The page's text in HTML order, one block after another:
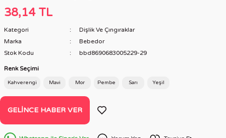
38,14 TL
Kategori
Dişlik Ve Çıngıraklar
Marka
Bebedor
Stok Kodu
bbd8690683005229-29
Renk Seçimi
Kahverengi Mavi Mor Pembe Sarı Yeşil
GELINCE HABER VER